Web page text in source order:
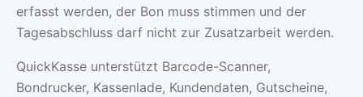
erfasst werden, der Bon muss stimmen und der
Tagesabschluss darf nicht zur Zusatzarbeit werden.
QuickKasse unterstützt Barcode-Scanner,
Bondrucker, Kassenlade, Kundendaten, Gutscheine,